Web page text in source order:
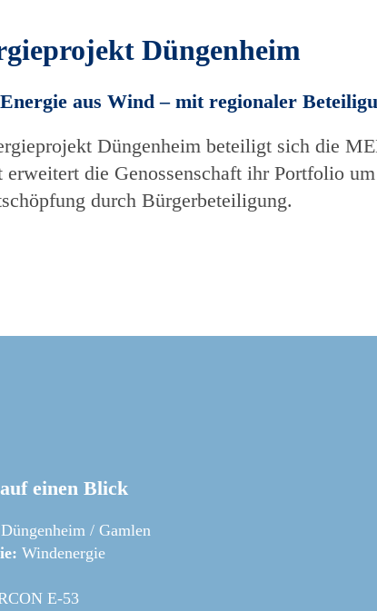
Düngenheim
aus Wind – mit regionaler
Düngenheim beteiligt sich die
die Genossenschaft ihr Portfolio
durch Bürgerbeteiligung.
einen Blick
Düngenheim / Gamlen
Windenergie
E-53